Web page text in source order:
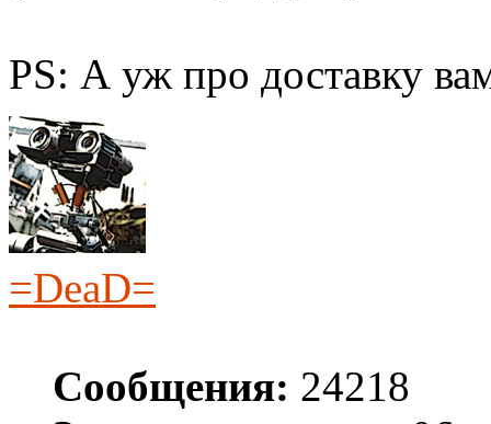
PS: А уж про доставку
=DeaD=
Сообщения: 24218